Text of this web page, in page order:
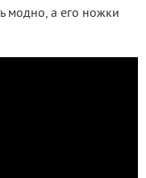
модно, а его ножки